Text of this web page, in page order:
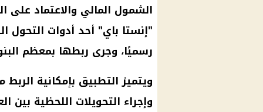
الشمول المالي والاعتماد على
"إنستا باي" أحد أدوات التحول
رسميًا، وجرى ربطها بمعظم
ويتميز التطبيق بإمكانية الربط
وإجراء التحويلات اللحظية بين